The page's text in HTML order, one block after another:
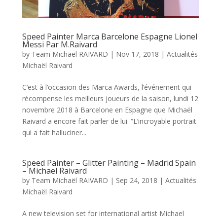
Speed Painter Marca Barcelone Espagne Lionel
Messi Par M.Raivard
by Team Michaël RAIVARD | Nov 17, 2018 | Actualités
Michaël Raivard
C’est à l’occasion des Marca Awards, l’événement qui
récompense les meilleurs joueurs de la saison, lundi 12
novembre 2018 à Barcelone en Espagne que Michaël
Raivard a encore fait parler de lui. “L’incroyable portrait
qui a fait halluciner...
Speed Painter – Glitter Painting – Madrid Spain
– Michael Raivard
by Team Michaël RAIVARD | Sep 24, 2018 | Actualités
Michaël Raivard
A new television set for international artist Michael